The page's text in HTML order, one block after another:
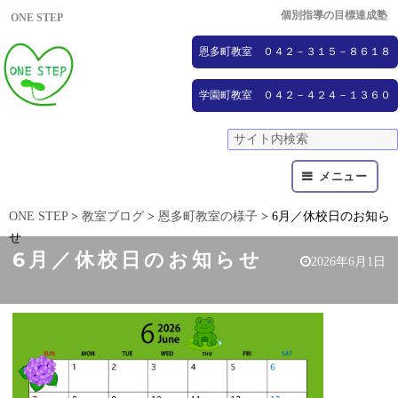
ONE STEP 個別指導の目標達成塾
恩多町教室 ０４２－３１５－８６１８
学園町教室 ０４２－４２４－１３６０
メニュー
ONE STEP> 教室ブログ > 恩多町教室の様子 > 6月／休校日のお知ら
せ
6月／休校日のお知らせ 2026年6月1日